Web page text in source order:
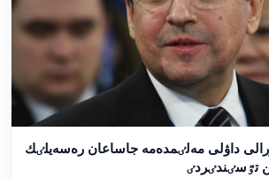
داۋلى مەلٸمدەمە جاساعان رەسەيلٸك
تٷسٸندٸردٸ